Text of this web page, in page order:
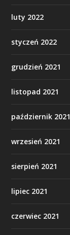
luty 2022
styczeń 2022
grudzień 2021
listopad 2021
październik 2021
wrzesień 2021
sierpień 2021
lipiec 2021
czerwiec 2021